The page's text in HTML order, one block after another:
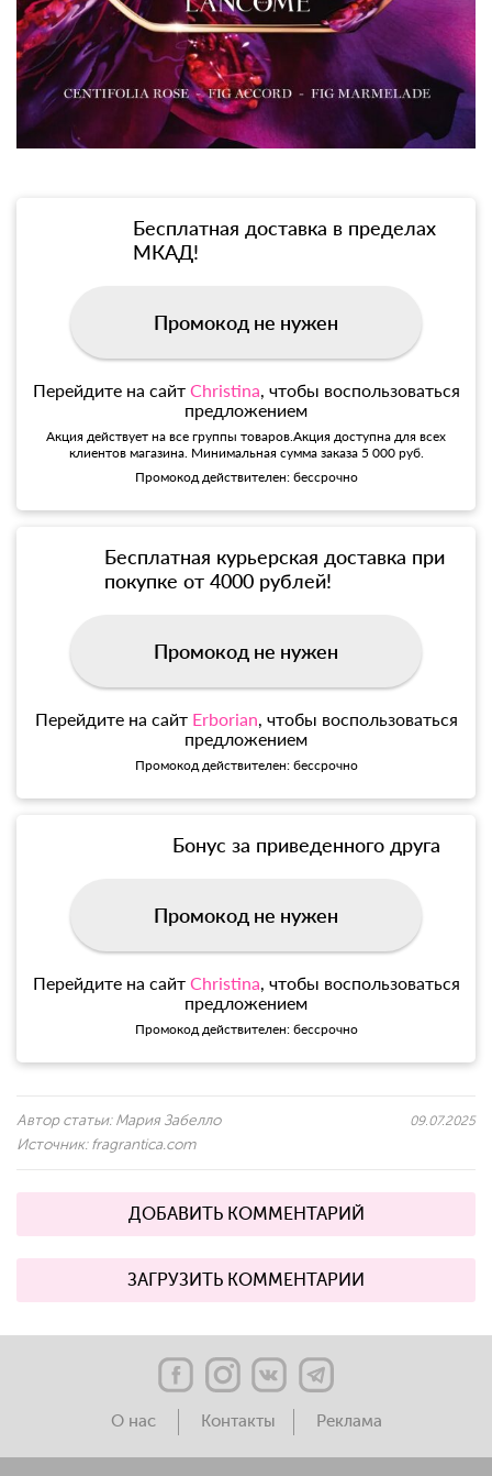
Бесплатная доставка в пределах
МКАД!
Промокод не нужен
Перейдите на сайт Christina , чтобы воспользоваться
предложением
Акция действует на все группы товаров.Акция доступна для всех
клиентов магазина. Минимальная сумма заказа 5 000 руб.
Промокод действителен: бессрочно
Бесплатная курьерская доставка при
покупке от 4000 рублей!
Промокод не нужен
Перейдите на сайт Erborian , чтобы воспользоваться
предложением
Промокод действителен: бессрочно
Бонус за приведенного друга
Промокод не нужен
Перейдите на сайт Christina , чтобы воспользоваться
предложением
Промокод действителен: бессрочно
Автор статьи: Мария Забелло
Источник: fragrantica.com
09.07.2025
ДОБАВИТЬ КОММЕНТАРИЙ
ЗАГРУЗИТЬ КОММЕНТАРИИ
О нас Контакты Реклама